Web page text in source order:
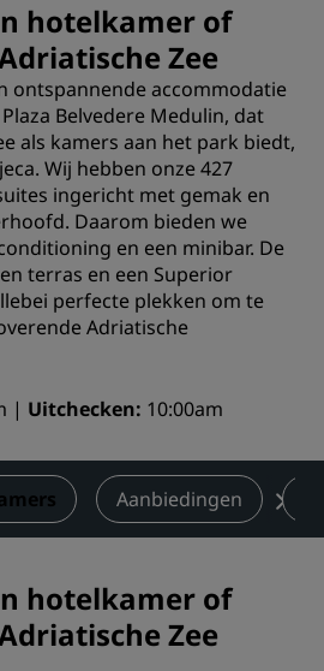
hotelkamer of
Zee
ontspannende accommodatie
Belvedere Medulin, dat
als kamers aan het park biedt,
Wij hebben onze 427
ingericht met gemak en
Daarom bieden we
en een minibar. De
terras en een Superior
perfecte plekken om te
Adriatische
Uitchecken 10:00am
Aanbiedingen
hotelkamer of
Zee